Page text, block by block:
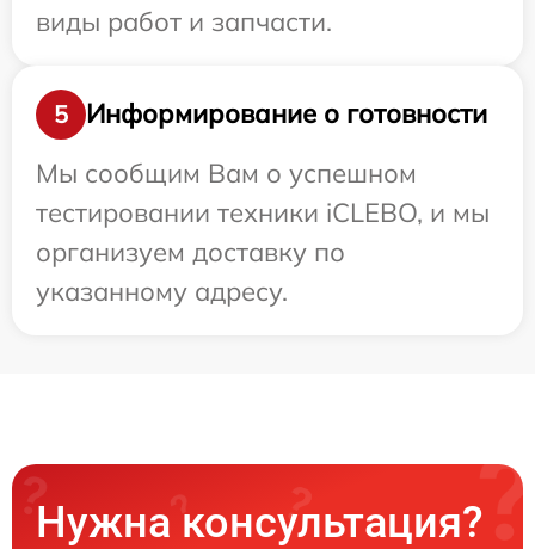
виды работ и запчасти.
5
Информирование о готовности
Мы сообщим Вам о успешном
тестировании техники iCLEBO, и мы
организуем доставку по
указанному адресу.
Нужна консультация?